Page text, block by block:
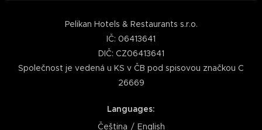
Pelikan Hotels & Restaurants s.r.o.
IČ: 06413641
DIČ: CZ06413641
Společnost je vedená u KS v ČB pod spisovou značkou C
26669
Languages
Čeština
English